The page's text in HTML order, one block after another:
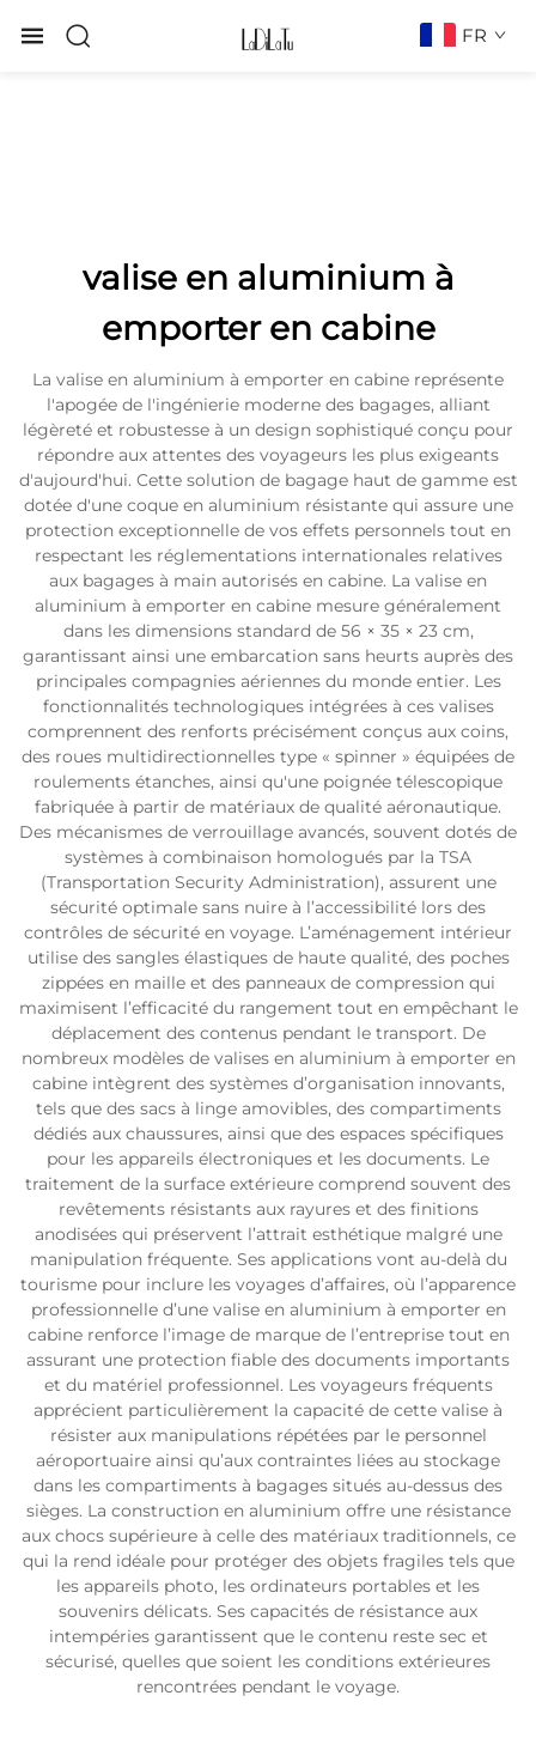
FR
valise en aluminium à
emporter en cabine
La valise en aluminium à emporter en cabine représente
l'apogée de l'ingénierie moderne des bagages, alliant
légèreté et robustesse à un design sophistiqué conçu pour
répondre aux attentes des voyageurs les plus exigeants
d'aujourd'hui. Cette solution de bagage haut de gamme est
dotée d'une coque en aluminium résistante qui assure une
protection exceptionnelle de vos effets personnels tout en
respectant les réglementations internationales relatives
aux bagages à main autorisés en cabine. La valise en
aluminium à emporter en cabine mesure généralement
dans les dimensions standard de 56 × 35 × 23 cm,
garantissant ainsi une embarcation sans heurts auprès des
principales compagnies aériennes du monde entier. Les
fonctionnalités technologiques intégrées à ces valises
comprennent des renforts précisément conçus aux coins,
des roues multidirectionnelles type « spinner » équipées de
roulements étanches, ainsi qu'une poignée télescopique
fabriquée à partir de matériaux de qualité aéronautique.
Des mécanismes de verrouillage avancés, souvent dotés de
systèmes à combinaison homologués par la TSA
(Transportation Security Administration), assurent une
sécurité optimale sans nuire à l’accessibilité lors des
contrôles de sécurité en voyage. L’aménagement intérieur
utilise des sangles élastiques de haute qualité, des poches
zippées en maille et des panneaux de compression qui
maximisent l’efficacité du rangement tout en empêchant le
déplacement des contenus pendant le transport. De
nombreux modèles de valises en aluminium à emporter en
cabine intègrent des systèmes d’organisation innovants,
tels que des sacs à linge amovibles, des compartiments
dédiés aux chaussures, ainsi que des espaces spécifiques
pour les appareils électroniques et les documents. Le
traitement de la surface extérieure comprend souvent des
revêtements résistants aux rayures et des finitions
anodisées qui préservent l’attrait esthétique malgré une
manipulation fréquente. Ses applications vont au-delà du
tourisme pour inclure les voyages d’affaires, où l’apparence
professionnelle d’une valise en aluminium à emporter en
cabine renforce l’image de marque de l’entreprise tout en
assurant une protection fiable des documents importants
et du matériel professionnel. Les voyageurs fréquents
apprécient particulièrement la capacité de cette valise à
résister aux manipulations répétées par le personnel
aéroportuaire ainsi qu’aux contraintes liées au stockage
dans les compartiments à bagages situés au-dessus des
sièges. La construction en aluminium offre une résistance
aux chocs supérieure à celle des matériaux traditionnels, ce
qui la rend idéale pour protéger des objets fragiles tels que
les appareils photo, les ordinateurs portables et les
souvenirs délicats. Ses capacités de résistance aux
intempéries garantissent que le contenu reste sec et
sécurisé, quelles que soient les conditions extérieures
rencontrées pendant le voyage.